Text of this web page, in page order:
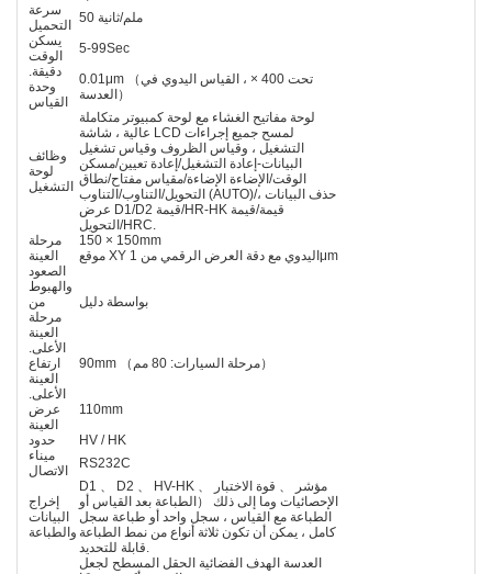
سرعة
التحميل
50 ملم/ثانية
يسكن
الوقت
5-99Sec
دقيقة.
وحدة
القياس
0.01μm （تحت 400 × ، القياس اليدوي في
العدسة）
وظائف
لوحة
التشغيل
لوحة مفاتيح الغشاء مع لوحة كمبيوتر متكاملة
عالية ، شاشة LCD لمسح جميع إجراءات
التشغيل ، وقياس الظروف وقياس تشغيل
البيانات-إعادة التشغيل/إعادة تعيين/مسكن
الوقت/الإضاءة الإضاءة/مقياس مفتاح/نطاق
التحويل/التناوب/التناوب (AUTO)/حذف البيانات ،
عرض D1/D2 قيمة/HR-HK قيمة/قيمة
التحويل/HRC.
مرحلة
العينة
150 × 150mm
موقع XY اليدوي مع دقة العرض الرقمي من 1μm
الصعود
والهبوط
من
مرحلة
العينة
بواسطة دليل
الأعلى.
ارتفاع
العينة
90mm （مرحلة السيارات: 80 مم）
الأعلى.
عرض
العينة
110mm
حدود
HV / HK
ميناء
الاتصال
RS232C
إخراج
البيانات
والطباعة
D1 、 D2 、 HV-HK مؤشر 、 قوة الاختبار 、
الإحصائيات وما إلى ذلك （الطباعة بعد القياس أو
الطباعة مع القياس ، سجل واحد أو طباعة سجل
كامل ، يمكن أن تكون ثلاثة أنواع من نمط الطباعة
العدسة الهدف الفضائية الحقل المسطح لجعل